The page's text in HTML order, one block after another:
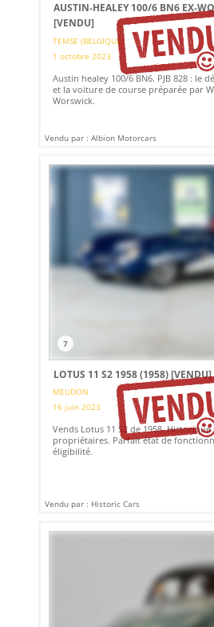
AUSTIN-HEALEY 100/6 BN6 EX-
[VENDU]
TEMSE (BELGIQUE)
1 octobre 2023
Austin healey 100/6 BN6. PJB 828 : le
et la voiture de course préparée par
Worswick.
Vendu par : Albion Motorcars
7
LOTUS 11 S2 1958 (1958)[VENDU]
MEUDON
16 juin 2023
Vends Lotus 11 S2 de 1958.
propriétaires. Parfait état de
éligibilité.
Vendu par : Historic Cars